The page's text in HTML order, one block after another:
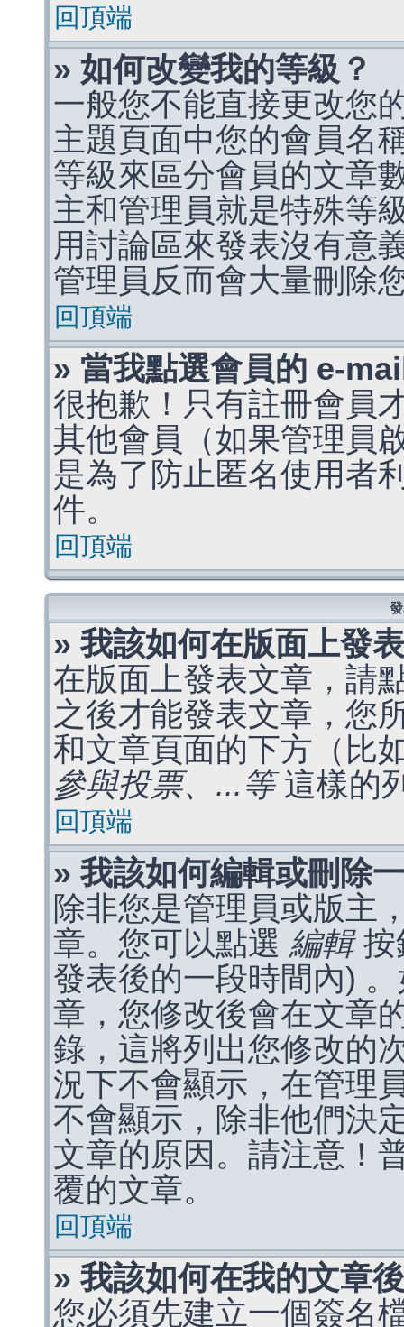
回頂端
» 如何改變我的等級？
一般您不能直接更改您
主題頁面中您的會員名
等級來區分會員的文章
主和管理員就是特殊等
用討論區來發表沒有意
管理員反而會大量刪除
回頂端
» 當我點選會員的 e-
很抱歉！只有註冊會員
其他會員（如果管理員
是為了防止匿名使用者
件。
回頂端
» 我該如何在版面上發
在版面上發表文章，請
之後才能發表文章，您
和文章頁面的下方（比
參與投票、...等這樣的
回頂端
» 我該如何編輯或刪除
除非您是管理員或版主
章。您可以點選 編輯按
發表後的一段時間內)
章，您修改後會在文章
錄，這將列出您修改的
況下不會顯示，在管理
不會顯示，除非他們決
文章的原因。請注意！
覆的文章。
回頂端
» 我該如何在我的文章
您必須先建立一個簽名